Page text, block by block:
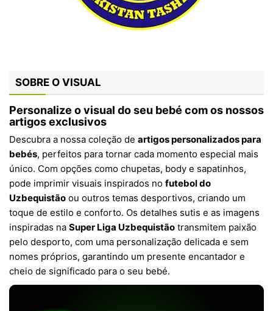
SOBRE O VISUAL
Personalize o visual do seu bebé com os nossos
artigos exclusivos
Descubra a nossa coleção de artigos personalizados para
bebés, perfeitos para tornar cada momento especial mais
único. Com opções como chupetas, body e sapatinhos,
pode imprimir visuais inspirados no futebol do
Uzbequistão ou outros temas desportivos, criando um
toque de estilo e conforto. Os detalhes sutis e as imagens
inspiradas na Super Liga Uzbequistão transmitem paixão
pelo desporto, com uma personalização delicada e sem
nomes próprios, garantindo um presente encantador e
cheio de significado para o seu bebé.